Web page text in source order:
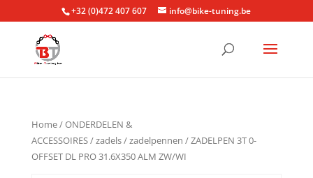
+32 (0)472 407 607 info@bike-tuning.be
Home/ONDERDELEN &
ACCESSOIRES/zadels/zadelpennen / ZADELPEN 3T 0-
OFFSET DL PRO 31.6X350 ALM ZW/WI